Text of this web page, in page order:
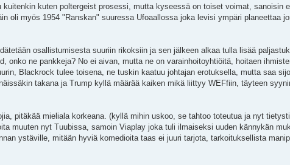
kuten poltergeist prosessi, mutta kyseessä on toiset voimat, sanoisin
oli myös 1954 "Ranskan" suuressa Ufoaallossa joka levisi ympäri planeettaa
osallistumisesta suuriin rikoksiin ja sen jälkeen alkaa tulla lisää
onko ne pankkeja? No ei aivan, mutta ne on varainhoitoyhtiöitä, hoitaen
Blackrock tulee toisena, ne tuskin kaatuu johtajan erotuksella, mutta saa
takana ja Trump kyllä määrää kaiken mikä liittyy WEFfiin, täyteen
pitäkää mieliala korkeana. (kyllä mihin uskoo, se tahtoo toteutua ja nyt
muuten nyt Tuubissa, samoin Viaplay joka tuli ilmaiseksi uuden kännykän
ystäville, mitään hyviä komedioita taas ei juuri tarjota, tarkoituksellista